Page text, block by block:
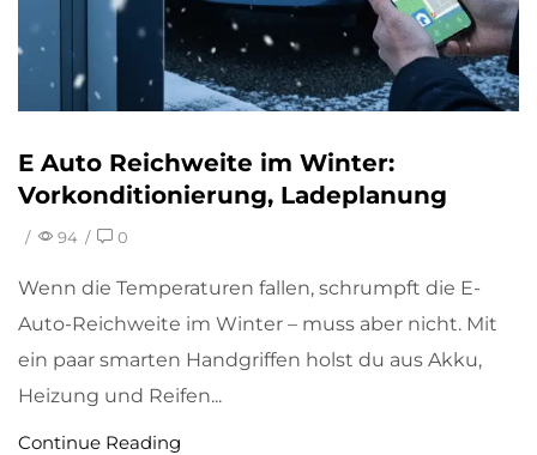
E Auto Reichweite im Winter:
Vorkonditionierung, Ladeplanung
/ 94 / 0
Wenn die Temperaturen fallen, schrumpft die E-
Auto-Reichweite im Winter – muss aber nicht. Mit
ein paar smarten Handgriffen holst du aus Akku,
Heizung und Reifen...
Continue Reading